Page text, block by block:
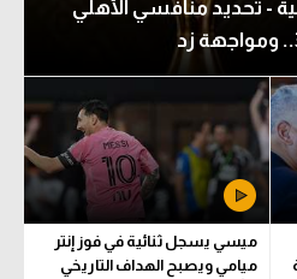
- تحديد منافسي الأهلي
ميسي يسجل ثنائية في فوز إنتر
ميامي ويصبح الهداف التاريخي